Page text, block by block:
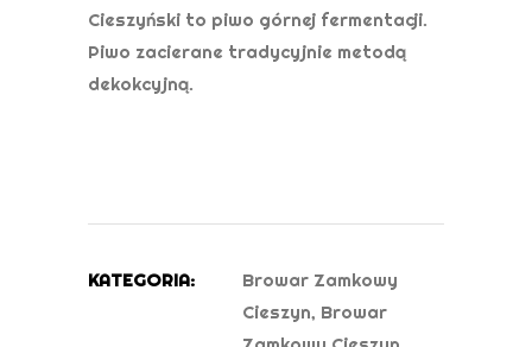
Cieszyński to piwo górnej fermentacji.
Piwo zacierane tradycyjnie metodą
dekokcyjną.
KATEGORIA:
Browar Zamkowy
Cieszyn, Browar